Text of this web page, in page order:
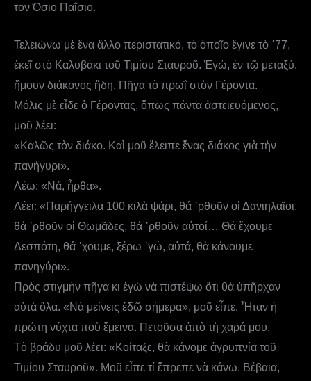
τον Όσιο Παΐσιο.
Τελειώνω μὲ ἕνα ἄλλο περιστατικό, τὸ ὁποῖο ἔγινε τὸ ᾿77,
ἐκεῖ στὸ Καλυβάκι τοῦ Τιμίου Σταυροῦ. Ἐγώ, ἐν τῷ μεταξύ,
ἤμουν διάκονος ἤδη. Πῆγα τὸ πρωΐ στὸν Γέροντα.
Μόλις μὲ εἶδε ὁ Γέροντας, ὅπως πάντα ἀστειευόμενος,
μοῦ λέει:
«Καλῶς τὸν διάκο. Καὶ μοῦ ἔλειπε ἕνας διάκος γιὰ τὴν
πανήγυρι».
Λέω: «Νά, ἦρθα».
Λέει: «Παρήγγειλα 100 κιλὰ ψάρι, θά ᾿ρθοῦν οἱ Δανιηλαῖοι,
θά ᾿ρθοῦν οἱ Θωμᾶδες, θά ᾿ρθοῦν αὐτοί… Θά ἔχουμε
Δεσπότη, θά ᾿χουμε, ξέρω ᾿γώ, αὐτά, θὰ κάνουμε
πανηγύρι».
Πρὸς στιγμὴν πῆγα κι ἐγὼ νὰ πιστέψω ὅτι θὰ ὑπῆρχαν
αὐτὰ ὅλα. «Νὰ μείνεις ἐδῶ σήμερα», μοῦ εἶπε. Ἦταν ἡ
πρώτη νύχτα ποὺ ἔμεινα. Πετοῦσα ἀπὸ τὴ χαρά μου.
Τὸ βράδυ μοῦ λέει: «Κοίταξε, θὰ κάνομε ἀγρυπνία τοῦ
Τιμίου Σταυροῦ». Μοῦ εἶπε τί ἔπρεπε νὰ κάνω. Βέβαια,